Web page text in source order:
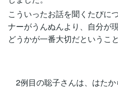
こういったお話を聞くたびに
ナーがうんぬんより、自分が
どうかが一番大切だということ
2例目の聡子さんは、はた